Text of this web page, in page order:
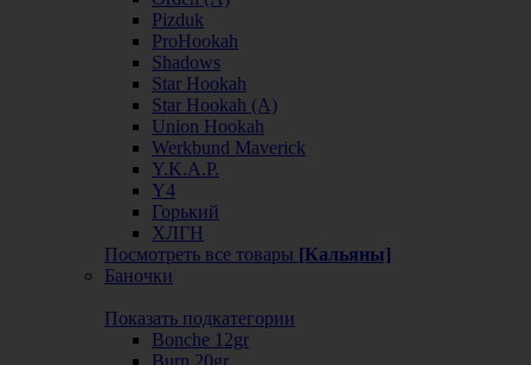
Pizduk
ProHookah
Shadows
Star Hookah
Star Hookah (А)
Union Hookah
Werkbund Maverick
Y.K.A.P.
Y4
Горький
ХЛГН
Посмотреть все товары [Кальяны]
Баночки
Показать подкатегории
Bonche 12gr
Burn 20gr